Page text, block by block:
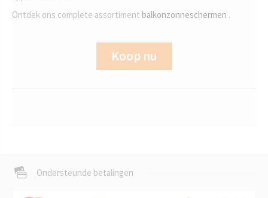
Ontdek ons complete assortiment balkonzonneschermen .
Koop nu
Ondersteunde betalingen